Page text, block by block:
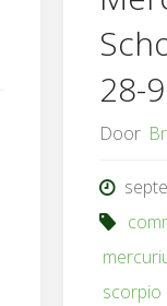
28-
Door
scorpio